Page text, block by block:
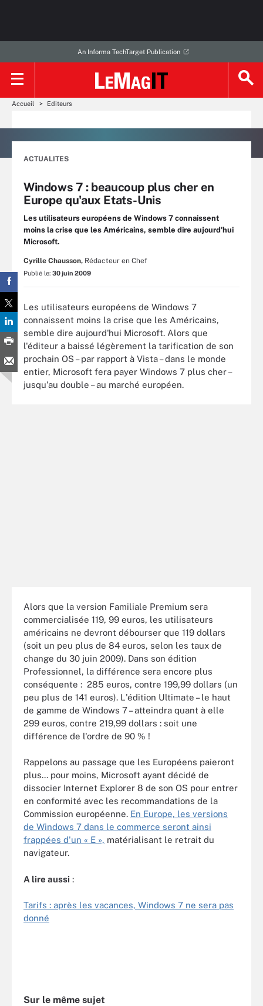
An Informa TechTarget Publication
Accueil Editeurs
ACTUALITES
Windows 7 : beaucoup plus cher en
Europe qu'aux Etats-Unis
Les utilisateurs européens de Windows 7 connaissent
moins la crise que les Américains, semble dire aujourd'hui
Microsoft.
Cyrille Chausson, Rédacteur en Chef
Publié le: 30 juin 2009
Les utilisateurs européens de Windows 7
connaissent moins la crise que les Américains,
semble dire aujourd'hui Microsoft. Alors que
l'éditeur a baissé légèrement la tarification de son
prochain OS – par rapport à Vista – dans le monde
entier, Microsoft fera payer Windows 7 plus cher –
jusqu'au double – au marché européen.
Alors que la version Familiale Premium sera
commercialisée 119, 99 euros, les utilisateurs
américains ne devront débourser que 119 dollars
(soit un peu plus de 84 euros, selon les taux de
change du 30 juin 2009). Dans son édition
Professionnel, la différence sera encore plus
conséquente : 285 euros, contre 199,99 dollars (un
peu plus de 141 euros). L'édition Ultimate – le haut
de gamme de Windows 7 – atteindra quant à elle
299 euros, contre 219,99 dollars : soit une
différence de l'ordre de 90 % !
Rappelons au passage que les Européens paieront
plus... pour moins, Microsoft ayant décidé de
dissocier Internet Explorer 8 de son OS pour entrer
en conformité avec les recommandations de la
Commission européenne. En Europe, les versions
de Windows 7 dans le commerce seront ainsi
frappées d'un « E », matérialisant le retrait du
navigateur.
A lire aussi :
Tarifs : après les vacances, Windows 7 ne sera pas
donné
Sur le même sujet